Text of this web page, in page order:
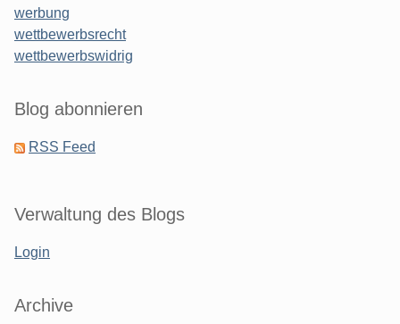
werbung
wettbewerbsrecht
wettbewerbswidrig
Blog abonnieren
RSS Feed
Verwaltung des Blogs
Login
Archive